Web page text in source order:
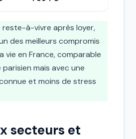
reste-à-vivre après loyer,
des meilleurs compromis
vie en France, comparable
mais avec une
et moins de stress
secteurs et